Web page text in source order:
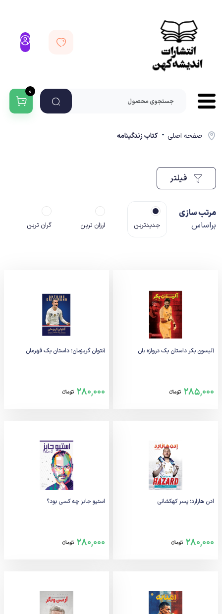
0
صفحه اصلی کتاب زندگینامه
مرتب سازی
براساس
جدیدترین ارزان ترین گران ترین
آلیسون بکر داستان یک دروازه بان
285,000 تومانء
آنتوان گریزمان؛ داستان یک قهرمان
280,000 تومانء
ادن هازارد؛ پسر کهکشانی
280,000 تومانء
استیو جابز چه کسی بود؟
280,000 تومانء